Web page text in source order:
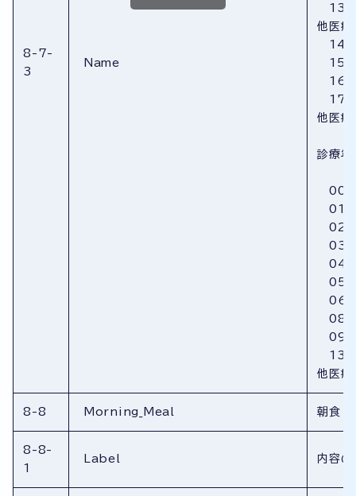
8-7-
3
Name
13:特
他医療
14:
15:他
16:他
17:特
他医療
診療
00:
01:
02:
03:
04:他
05:他
06:他
08:
09:
13:特
他医療
8-8 Morning_Meal 朝食
8-8-
1
Label 内容の